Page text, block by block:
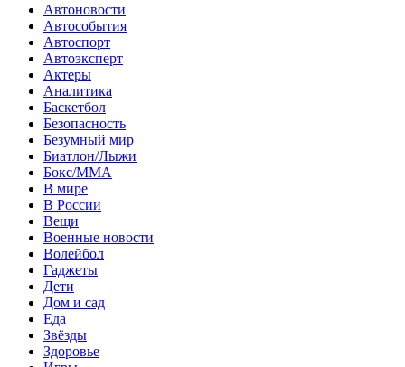
Автоновости
Автособытия
Автоспорт
Автоэксперт
Актеры
Аналитика
Баскетбол
Безопасность
Безумный мир
Биатлон/Лыжи
Бокс/MMA
В мире
В России
Вещи
Военные новости
Волейбол
Гаджеты
Дети
Дом и сад
Еда
Звёзды
Здоровье